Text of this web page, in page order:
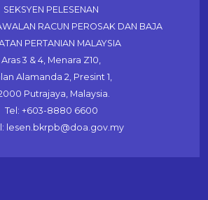
SEKSYEN PELESENAN
RACUN PEROSAK DAN BAJA
PERTANIAN MALAYSIA
Aras 3 & 4, Menara Z10,
Alamanda 2, Presint 1,
Putrajaya, Malaysia.
Tel: +603-8880 6600
lesen.bkrpb@doa.gov.my